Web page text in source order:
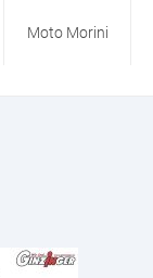
Moto Morini